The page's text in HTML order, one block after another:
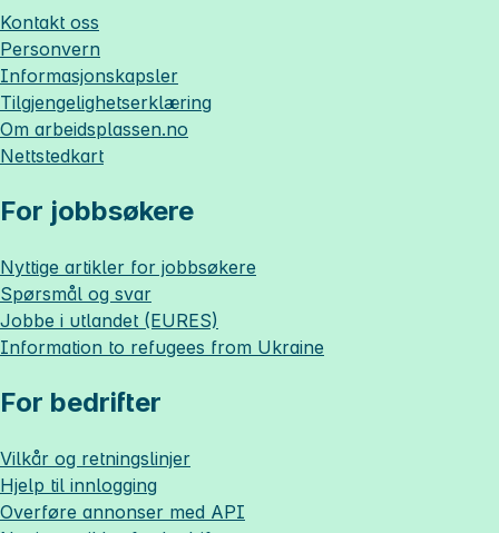
Kontakt oss
Personvern
Informasjonskapsler
Tilgjengelighetserklæring
Om arbeidsplassen.no
Nettstedkart
For jobbsøkere
Nyttige artikler for jobbsøkere
Spørsmål og svar
Jobbe i utlandet (EURES)
Information to refugees from Ukraine
For bedrifter
Vilkår og retningslinjer
Hjelp til innlogging
Overføre annonser med API